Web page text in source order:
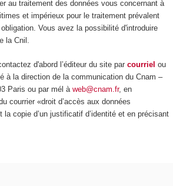
au traitement des données vous concernant à
et impérieux pour le traitement prévalent
Vous avez la possibilité d'introduire
la Cnil.
d'abord l’éditeur du site par courriel ou
à la direction de la communication du Cnam –
Paris ou par mél à web@cnam.fr, en
courrier «droit d’accès aux données
la copie d’un justificatif d’identité et en précisant